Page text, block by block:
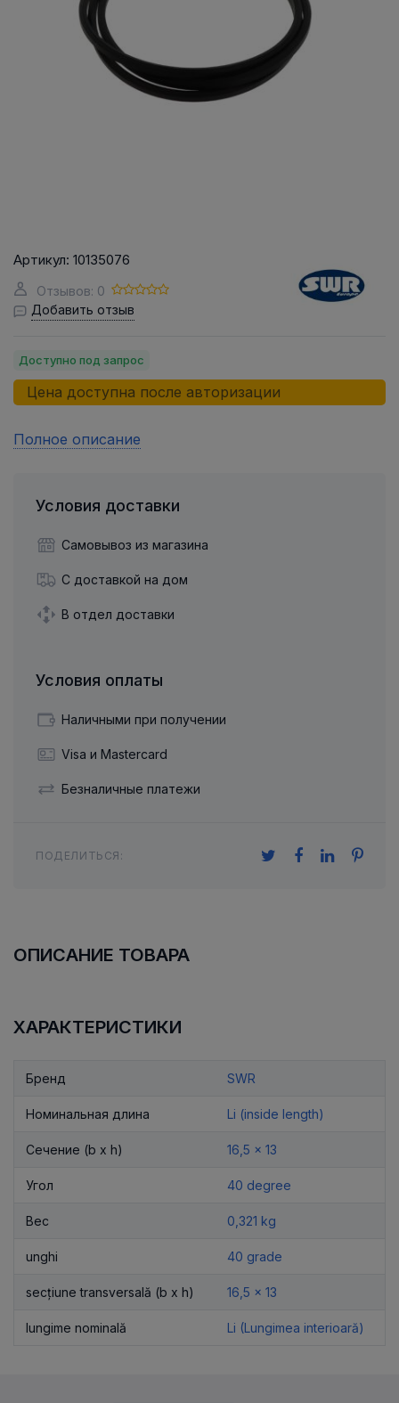
Артикул: 10135076
Отзывов: 0
Добавить отзыв
Доступно под запрос
Цена доступна после авторизации
Полное описание
Условия доставки
Самовывоз из магазина
С доставкой на дом
В отдел доставки
Условия оплаты
Наличными при получении
Visa и Mastercard
Безналичные платежи
ПОДЕЛИТЬСЯ:
ОПИСАНИЕ ТОВАРА
ХАРАКТЕРИСТИКИ
Бренд SWR
Номинальная длина Li (inside length)
Сечение (b x h) 16,5 x 13
Угол 40 degree
Вес 0,321 kg
unghi 40 grade
secțiune transversală (b x h) 16,5 x 13
lungime nominală Li (Lungimea interioară)